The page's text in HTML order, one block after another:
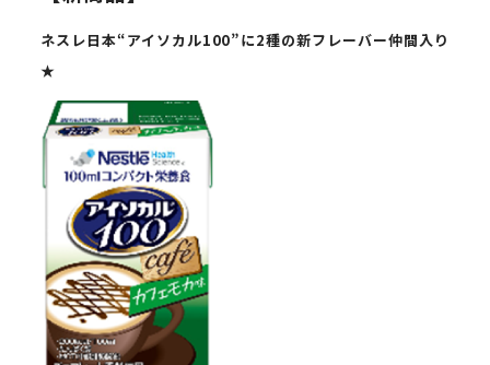
ネスレ日本“アイソカル100”に2種の新フレーバー仲間入り
★